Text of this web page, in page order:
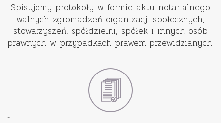
Spisujemy protokoły w formie aktu notarialnego
walnych zgromadzeń organizacji społecznych,
stowarzyszeń, spółdzielni, spółek i innych osób
prawnych w przypadkach prawem przewidzianych.
-